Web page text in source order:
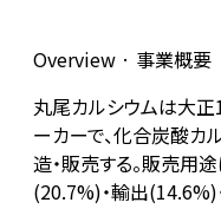
Overview · 事業概要
丸尾カルシウムは大
ーカーで、化合炭酸カ
造・販売する。販売用
(20.7%)・輸出(14.6%)